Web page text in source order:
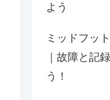
よう
ミッドフッ
｜故障と記
う！